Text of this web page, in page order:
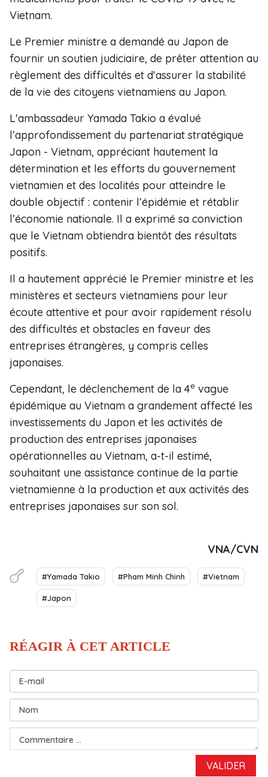
Vietnam.
Le Premier ministre a demandé au Japon de
fournir un soutien judiciaire, de prêter attention au
règlement des difficultés et d'assurer la stabilité
de la vie des citoyens vietnamiens au Japon.
L'ambassadeur Yamada Takio a évalué
l’approfondissement du partenariat stratégique
Japon - Vietnam, appréciant hautement la
détermination et les efforts du gouvernement
vietnamien et des localités pour atteindre le
double objectif : contenir l’épidémie et rétablir
l’économie nationale. Il a exprimé sa conviction
que le Vietnam obtiendra bientôt des résultats
positifs.
Il a hautement apprécié le Premier ministre et les
ministères et secteurs vietnamiens pour leur
écoute attentive et pour avoir rapidement résolu
des difficultés et obstacles en faveur des
entreprises étrangères, y compris celles
japonaises.
Cependant, le déclenchement de la 4e vague
épidémique au Vietnam a grandement affecté les
investissements du Japon et les activités de
production des entreprises japonaises
opérationnelles au Vietnam, a-t-il estimé,
souhaitant une assistance continue de la partie
vietnamienne à la production et aux activités des
entreprises japonaises sur son sol.
VNA/CVN
#Yamada Takio #Pham Minh Chinh #Vietnam
#Japon